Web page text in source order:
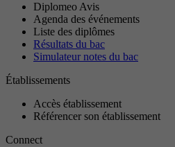
Diplomeo Avis
Agenda des événements
Liste des diplômes
Résultats du bac
Simulateur notes du bac
Établissements
Accès établissement
Référencer son établissement
Connect